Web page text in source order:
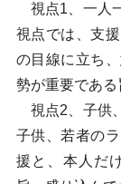
視点1、一人
視点では、支
の目線に立ち
勢が重要である
視点2、子供
子供、若者の
援と、本人だ